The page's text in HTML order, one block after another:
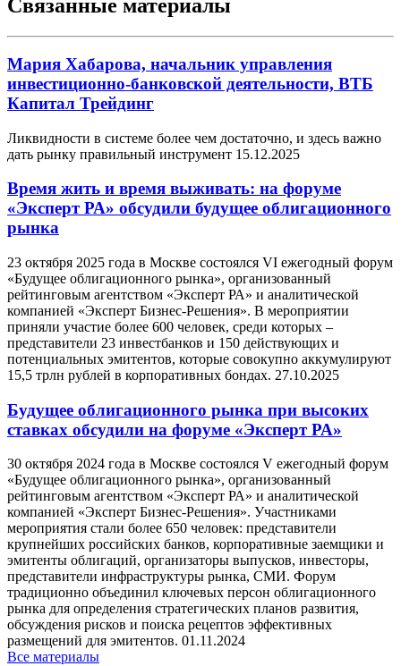
Связанные материалы
Мария Хабарова, начальник управления
инвестиционно-банковской деятельности, ВТБ
Капитал Трейдинг
Ликвидности в системе более чем достаточно, и здесь важно
дать рынку правильный инструмент 15.12.2025
Время жить и время выживать: на форуме
«Эксперт РА» обсудили будущее облигационного
рынка
23 октября 2025 года в Москве состоялся VI ежегодный форум
«Будущее облигационного рынка», организованный
рейтинговым агентством «Эксперт РА» и аналитической
компанией «Эксперт Бизнес-Решения». В мероприятии
приняли участие более 600 человек, среди которых –
представители 23 инвестбанков и 150 действующих и
потенциальных эмитентов, которые совокупно аккумулируют
15,5 трлн рублей в корпоративных бондах. 27.10.2025
Будущее облигационного рынка при высоких
ставках обсудили на форуме «Эксперт РА»
30 октября 2024 года в Москве состоялся V ежегодный форум
«Будущее облигационного рынка», организованный
рейтинговым агентством «Эксперт РА» и аналитической
компанией «Эксперт Бизнес-Решения». Участниками
мероприятия стали более 650 человек: представители
крупнейших российских банков, корпоративные заемщики и
эмитенты облигаций, организаторы выпусков, инвесторы,
представители инфраструктуры рынка, СМИ. Форум
традиционно объединил ключевых персон облигационного
рынка для определения стратегических планов развития,
обсуждения рисков и поиска рецептов эффективных
размещений для эмитентов. 01.11.2024
Все материалы